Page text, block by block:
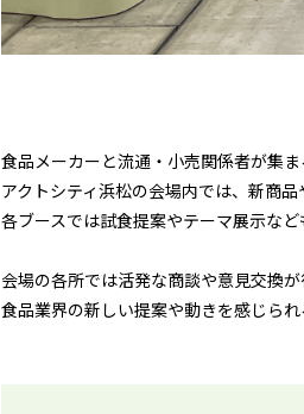
食品メーカーと流通・小売関係者が集ま
アクトシティ浜松の会場内では、新商
各ブースでは試食提案やテーマ展示な
会場の各所では活発な商談や意見交換
食品業界の新しい提案や動きを感じられ